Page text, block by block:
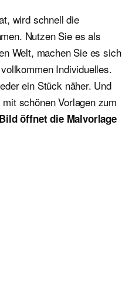
wird schnell die
Nutzen Sie es als
Welt, machen Sie es sich
Individuelles.
ein Stück näher. Und
schönen Vorlagen zum
öffnet die Malvorlage